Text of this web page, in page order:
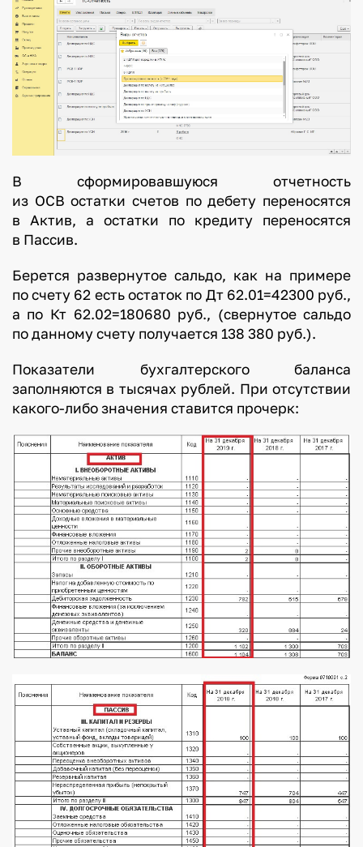
В сформировавшуюся отчетность
из ОСВ остатки счетов по дебету переносятся
в Актив, а остатки по кредиту переносятся
в Пассив.
Берется развернутое сальдо, как на примере
по счету 62 есть остаток по Дт 62.01=42300 руб.,
а по Кт 62.02=180680 руб., (свернутое сальдо
по данному счету получается 138 380 руб.).
Показатели бухгалтерского баланса
заполняются в тысячах рублей. При отсутствии
какого-либо значения ставится прочерк: